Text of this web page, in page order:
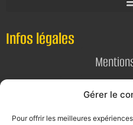
Gérer le
Pour offrir les meilleures
Infos légales
Politique de